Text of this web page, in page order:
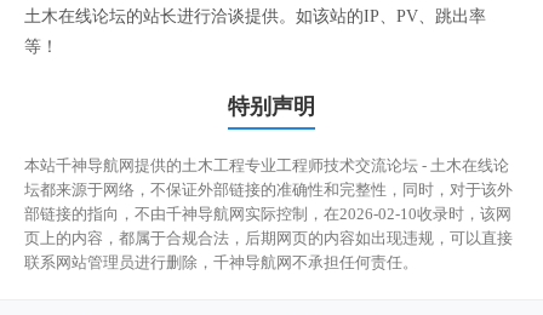
土木在线论坛的站长进行洽谈提供。如该站的IP、PV、跳出率
等！
特别声明
本站千神导航网提供的土木工程专业工程师技术交流论坛 - 土木在线论
坛都来源于网络，不保证外部链接的准确性和完整性，同时，对于该外
部链接的指向，不由千神导航网实际控制，在2026-02-10收录时，该网
页上的内容，都属于合规合法，后期网页的内容如出现违规，可以直接
联系网站管理员进行删除，千神导航网不承担任何责任。